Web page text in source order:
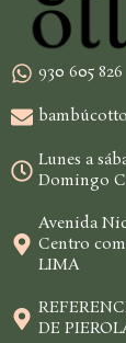
930 605 826
Lunes a
Domingo
Avenida
Centro
LIMA
DE